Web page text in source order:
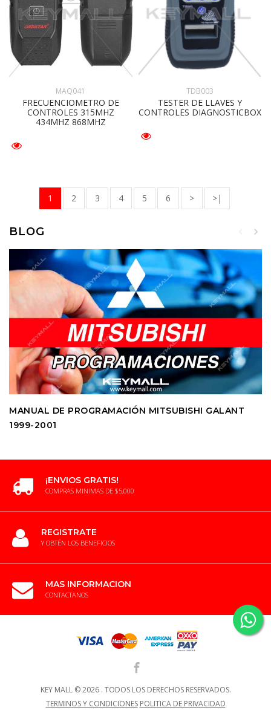
MAQ041
FRECUENCIOMETRO DE
CONTROLES 315MHZ
434MHZ 868MHZ
TDB003
TESTER DE LLAVES Y
CONTROLES DIAGNOSTICBOX
1 2 3 4 5 6 > >|
BLOG
MANUAL DE PROGRAMACIÓN MITSUBISHI GALANT
1999-2001
¡ENVIOS GRATIS!
COMPRAS MINIMAS DE $5,000
REGISTRATE
Y OBTÉN LOS BENEFICIOS
MAS INFORMACION
CONTACTANOS
KEY MALL ©2026 . TODOS LOS DERECHOS RESERVADOS.
TERMINOS Y CONDICIONES POLITICA DE PRIVACIDAD